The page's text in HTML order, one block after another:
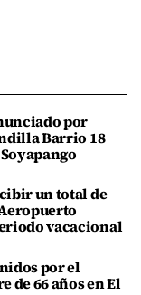
por
Barrio 18
un total de
vacacional
por el
de 66 años en El